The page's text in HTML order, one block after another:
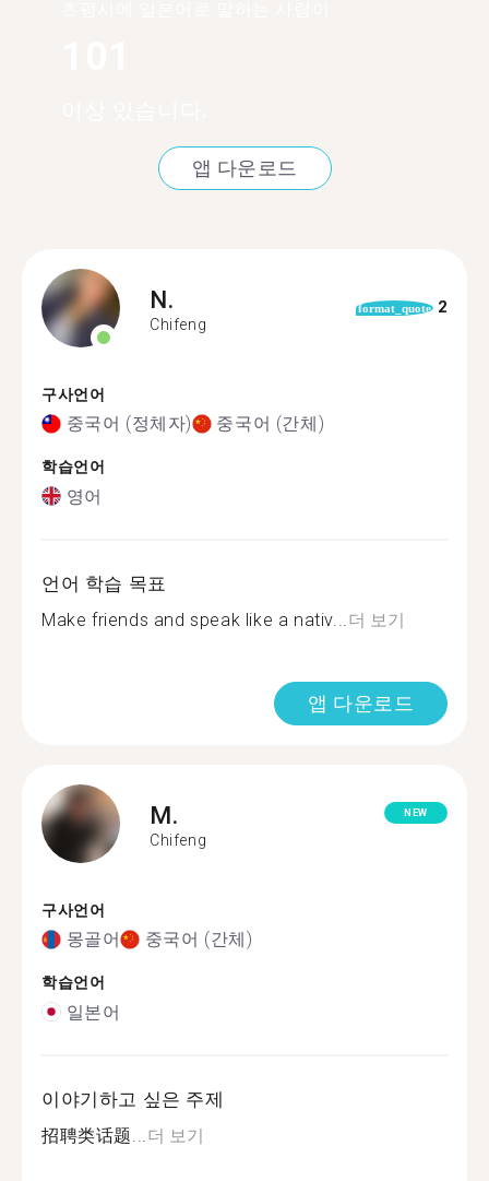
앱 다운로드
N.
Chifeng
format_quote 2
구사언어
중국어 (정체자) 중국어 (간체)
학습언어
영어
언어 학습 목표
Make friends and speak like a nativ... 더 보기
앱 다운로드
M.
Chifeng
NEW
구사언어
몽골어 중국어 (간체)
학습언어
일본어
이야기하고 싶은 주제
招聘类话题... 더 보기